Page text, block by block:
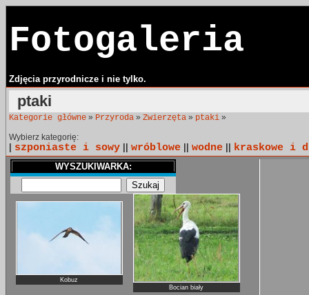
Fotogaleria
Zdjęcia przyrodnicze i nie tylko.
ptaki
Kategorie główne » Przyroda » Zwierzęta » ptaki »
Wybierz kategorię:
szponiaste i sowy wróblowe wodne kraskowe i
WYSZUKIWARKA:
Kobuz
Bocian biały